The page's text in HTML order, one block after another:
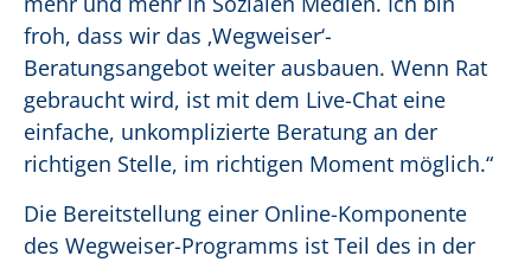
froh, dass wir das ‚Wegweiser‘-
Beratungsangebot weiter ausbauen. Wenn Rat
gebraucht wird, ist mit dem Live-Chat eine
einfache, unkomplizierte Beratung an der
richtigen Stelle, im richtigen Moment möglich.“
Die Bereitstellung einer Online-Komponente
des Wegweiser-Programms ist Teil des in der